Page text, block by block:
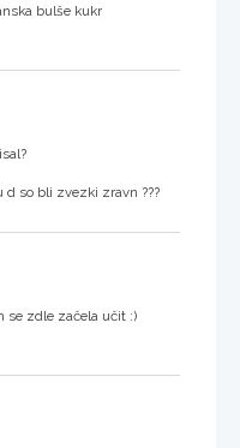
bulše kukr
so bli zvezki zravn ???
se zdle začela učit :)